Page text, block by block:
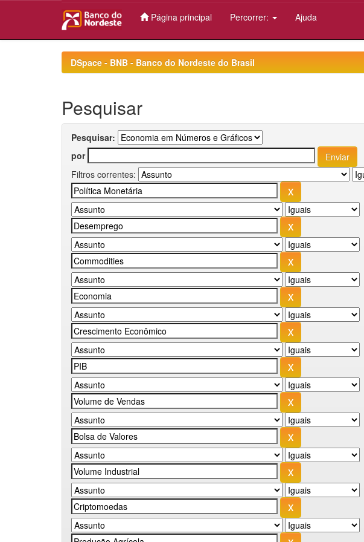
Página principal Percorrer: Ajuda
DSpace - BNB - Banco do Nordeste do Brasil
Pesquisar
Pesquisar:
por
Filtros correntes: